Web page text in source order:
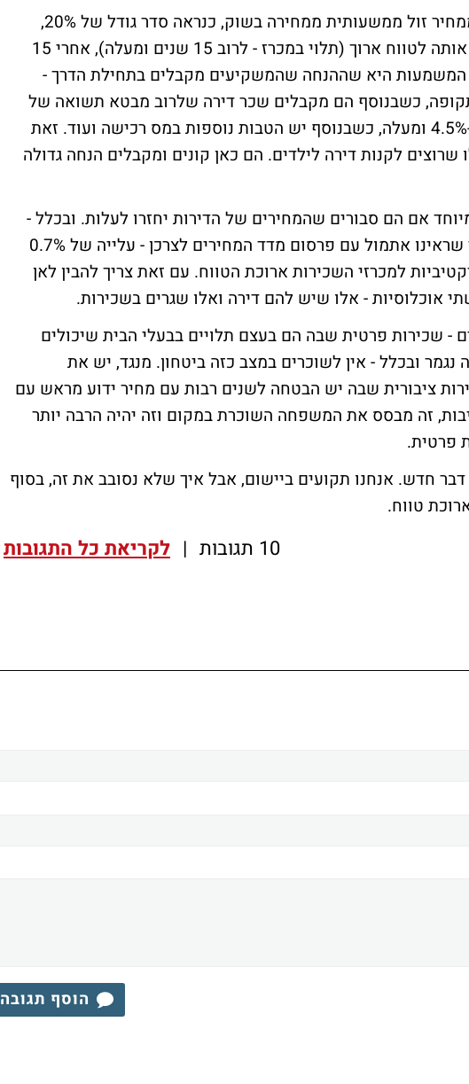
פרטיים יוכלו לקנות דירה ולהינות ממחיר זול ממשעותית ממחירה בשוק, כנראה סדר גודל של 20%,
כשמול זה תהיה התחייבות להשכיר אותה לטווח ארוך (תלוי במכרז - לרוב 15 שנים ומעלה), אחרי 15
המשמעות היא שההנחה שהמשקיעים מקבלים בתחילת הדרך -
פני התקופה, כשבנוסף הם מקבלים שכר דירה שלרוב מבטא תשואה של
מעל 3%. מדובר על תשואה של 4%-4.5% ומעלה, כשבנוסף יש הטבות נוספות במס רכישה ועוד. זאת
לקנות דירה לילדים. הם כאן קונים ומקבלים הנחה גדולה
אם הם סבורים שהמחירים של הדירות יחזרו לעלות. ובכלל -
חזרה למגמה של עליות מחירים כפי שראינו אתמול עם פרסום מדד המחירים לצרכן - עלייה של 0.7%
למכרזי השכירות ארוכת הטווח. עם זאת צריך להבין לאן
אוכלוסיות - אלו שיש להם דירה ואלו שגרים בשכירות.
- שכירות פרטית שבה הם בעצם תלויים בבעלי הבית שיכולים
ובכלל - אין לשוכרים במצב כזה ביטחון. מנגד, יש את
ציבורית שבה יש הבטחה לשנים רבות עם מחיר ידוע מראש עם
זה מבסס את המשפחה השוכרת במקום וזה יהיה הרבה יותר
פרטית.
חדש. אנחנו תקועים ביישום, אבל איך שלא נסובב את זה, בסוף
טווח.
10 תגובות | לקריאת כל התגובות
הוסף תגובה